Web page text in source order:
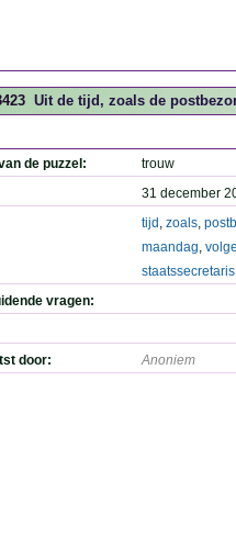
Uit de tijd, zoals de
de puzzel:
trouw
31 december
tijd , zoals,
maandag,
staatssecretaris
vragen:
door: Anoniem